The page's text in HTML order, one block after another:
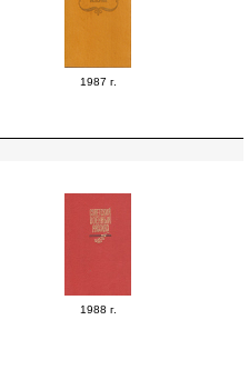
1987 г.
1988 г.